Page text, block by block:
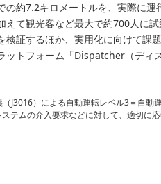
の約7.2キロメートルを、実際に
えて観光客など最大で約700人に
検証するほか、実用化に向けて課
ットフォーム「Dispatcher（ディ
J3016）による自動運転レベル3＝自動
テムの介入要求などに対して、適切に